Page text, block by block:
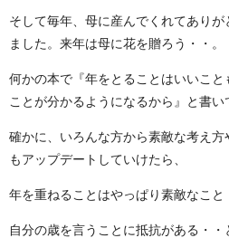
そして毎年、母に産んでくれてあり
ました。来年は母に花を贈ろう・・。
何かの本で『年をとることはいいこ
ことが分かるようになるから』と書い
確かに、いろんな方から素敵な考え
もアップデートしていけたら、
年を重ねることはやっぱり素敵なこ
自分の歳を言うことに抵抗がある・